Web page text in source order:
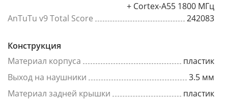
+ Cortex-A55 1800 МГц
AnTuTu v9 Total Score
242083
Конструкция
Материал корпуса
пластик
Выход на наушники
3.5 мм
Материал задней крышки
пластик